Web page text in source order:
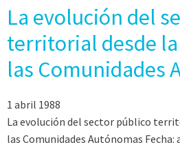
La evolución del
territorial desde
las Comunidades
1 abril 1988
La evolución del sector público
las Comunidades Autónomas